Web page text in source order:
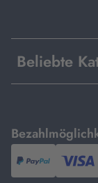
Beliebte
mit
PayPal,